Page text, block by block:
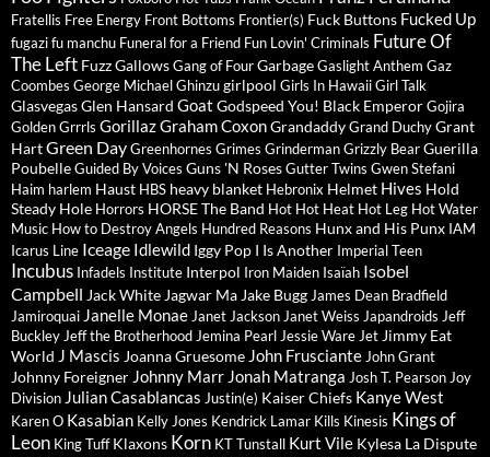
Fratellis Free Energy Front Bottoms Frontier(s) Fuck Buttons Fucked Up
fugazifu manchu Funeral for a Friend Fun Lovin' Criminals Future Of
The Left FuzzGallowsGang of FourGarbageGaslight Anthem Gaz
Coombes George MichaelGhinzugirlpool Girls In HawaiiGirl Talk
GlasvegasGlen Hansard Goat Godspeed You! Black EmperorGojira
Golden Grrrls GorillazGraham CoxonGrandaddyGrand DuchyGrant
HartGreen DayGreenhornes Grimes GrindermanGrizzly BearGuerilla
PoubelleGuided By Voices Guns 'N RosesGutter Twins Gwen Stefani
Haim harlem Haust HBS heavy blanket Hebronix Helmet Hives Hold
Steady Hole Horrors HORSE The Band Hot Hot Heat Hot Leg Hot Water
Music How to Destroy Angels Hundred Reasons Hunx and His Punx IAM
Icarus Line Iceage Idlewild Iggy Pop I Is Another Imperial Teen
Incubus Infadels Institute Interpol Iron Maiden Isaïah Isobel
Campbell Jack White Jagwar Ma Jake Bugg James Dean Bradfield
Jamiroquai Janelle Monae Janet Jackson Janet Weiss Japandroids Jeff
Buckley Jeff the Brotherhood Jemina Pearl Jessie Ware Jet Jimmy Eat
World J Mascis Joanna Gruesome John Frusciante John Grant
Johnny Foreigner Johnny Marr Jonah Matranga Josh T. Pearson Joy
Division Julian Casablancas Justin(e) Kaiser Chiefs Kanye West
Karen O Kasabian Kelly Jones Kendrick Lamar Kills Kinesis Kings of
Leon King Tuff Klaxons Korn KT Tunstall Kurt Vile Kylesa La Dispute